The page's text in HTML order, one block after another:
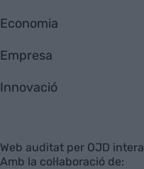
Economia
Empresa
Innovació
Web auditat per OJD
Amb la col·laboració de: